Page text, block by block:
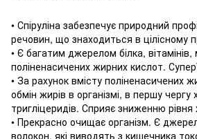
• Спіруліна забезпечує природний
речовин, що знаходиться в цілісному
• Є багатим джерелом білка, вітамінів,
поліненасичених жирних кислот.
• За рахунок вмісту поліненасичених
обмін жирів в організмі, в першу чергу
тригліцеридів. Сприяє зниженню рівня
• Прекрасно очищає організм. Є
волокон, які виводять з кишечника